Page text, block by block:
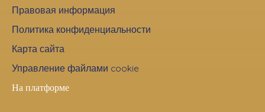
Правовая информация
Политика конфиденциальности
Карта сайта
Управление файлами cookie
На платформе